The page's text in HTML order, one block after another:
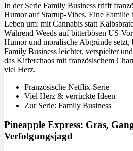
In der Serie Family Business trifft
Humor auf Startup-Vibes. Eine Familie
Leben um: mit Cannabis statt
Während Weeds auf bitterbösen US-
Humor und moralische Abgründe setzt,
Family Business leichter, verspielter
das Kifferchaos mit französischem
viel Herz.
Französische Netflix-Serie
Viel Herz & verrückte Ideen
Zur Serie: Family Business
Pineapple Express: Gras,
Verfolgungsjagd